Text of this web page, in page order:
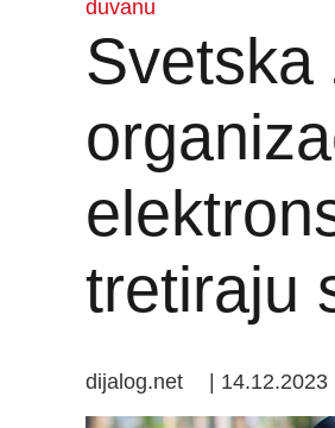
duvanu
Svetska
tretiraju
dijalog.net 14.12.2023